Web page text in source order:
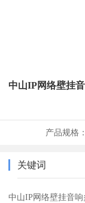
中山IP网络壁挂
产品规格：
关键词
中山IP网络壁挂音